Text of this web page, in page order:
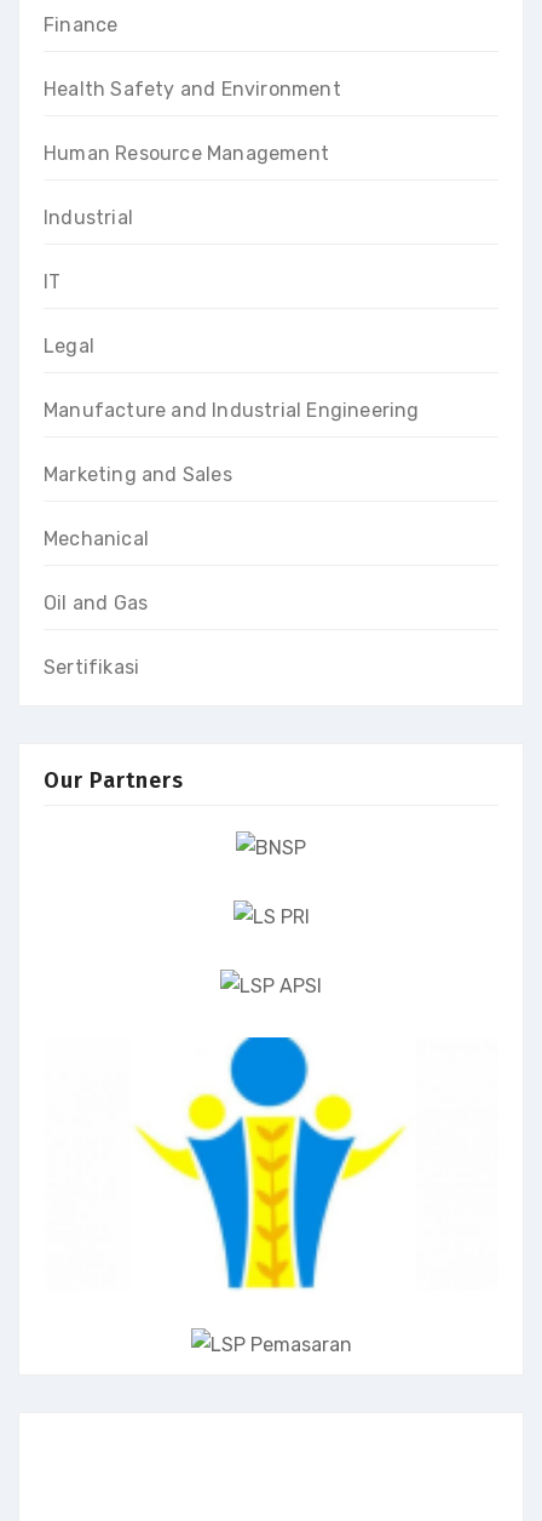
Finance
Health Safety and Environment
Human Resource Management
Industrial
IT
Legal
Manufacture and Industrial Engineering
Marketing and Sales
Mechanical
Oil and Gas
Sertifikasi
Our Partners